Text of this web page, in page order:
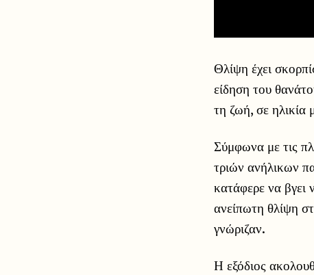
Θλίψη έχει
είδηση του
τη ζωή, σε
Σύμφωνα με τις
τριών ανήλικων
κατάφερε να βγει
ανείπωτη θλίψη
γνώριζαν.
Η εξόδιος